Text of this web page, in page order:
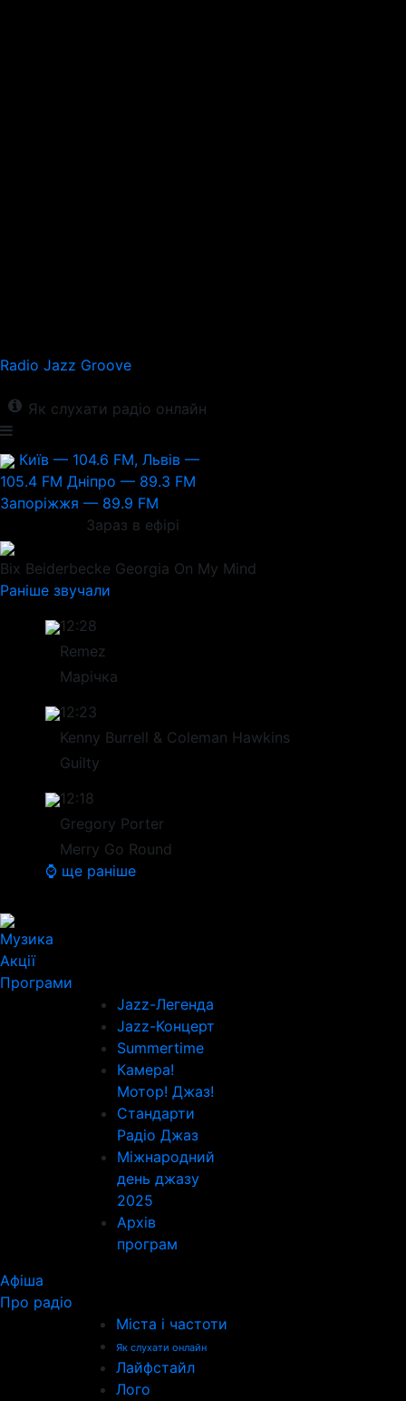
Radio Jazz Groove
Як слухати радіо онлайн
Київ — 104.6 FM, Львів —
105.4 FM Дніпро — 89.3 FM
Запоріжжя — 89.9 FM
Зараз в ефірі
Bix Beiderbecke Georgia On My Mind
Раніше звучали
12:28
Remez
Марічка
12:23
Kenny Burrell & Coleman Hawkins
Guilty
12:18
Gregory Porter
Merry Go Round
⌚ ще раніше
Музика
Акції
Програми
Jazz-Легенда
Jazz-Концерт
Summertime
Камера!
Мотор! Джаз!
Стандарти
Радіо Джаз
Міжнародний
день джазу
2025
Архів
програм
Афіша
Про радіо
Міста і частоти
Як слухати онлайн
Лайфстайл
Лого